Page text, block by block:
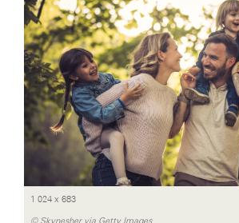
1 024 x 683
© Skynesher via Getty Images